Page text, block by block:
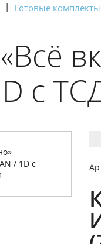
| Готовые
c